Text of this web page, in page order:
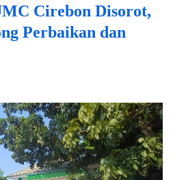
Cirebon Disorot,
Perbaikan dan